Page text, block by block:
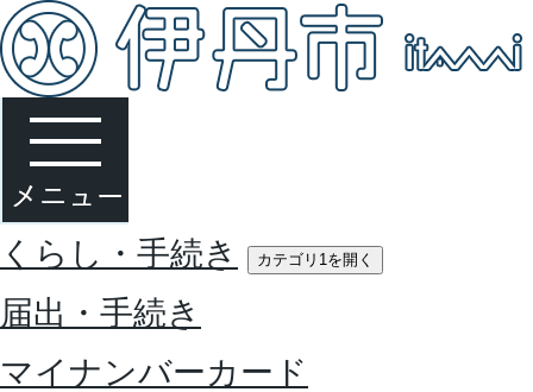
くらし・手続き カテゴリ1を開く
届出・手続き
マイナンバーカード